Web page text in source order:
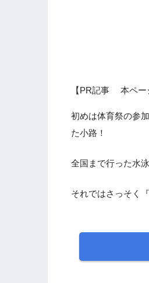
【PR記事 本ペー
初めは体育祭の参
た小路！
全国まで行った水
それではさっそく